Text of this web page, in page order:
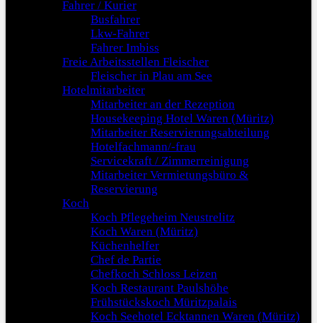
Fahrer / Kurier
Busfahrer
Lkw-Fahrer
Fahrer Imbiss
Freie Arbeitsstellen Fleischer
Fleischer in Plau am See
Hotelmitarbeiter
Mitarbeiter an der Rezeption
Housekeeping Hotel Waren (Müritz)
Mitarbeiter Reservierungsabteilung
Hotelfachmann/-frau
Servicekraft / Zimmerreinigung
Mitarbeiter Vermietungsbüro &
Reservierung
Koch
Koch Pflegeheim Neustrelitz
Koch Waren (Müritz)
Küchenhelfer
Chef de Partie
Chefkoch Schloss Leizen
Koch Restaurant Paulshöhe
Frühstückskoch Müritzpalais
Koch Seehotel Ecktannen Waren (Müritz)